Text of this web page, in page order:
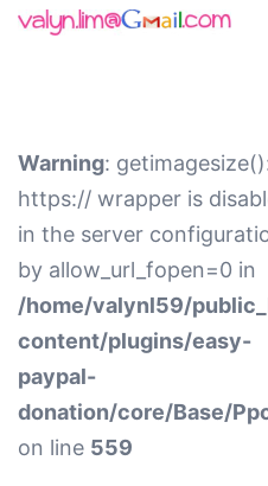
Warning:
https:// wrapper is
in the server
by allow_url_fopen=0 in
/home/valynl59/
content/plugins/easy-
paypal-
donation/core/Base/
on line 559